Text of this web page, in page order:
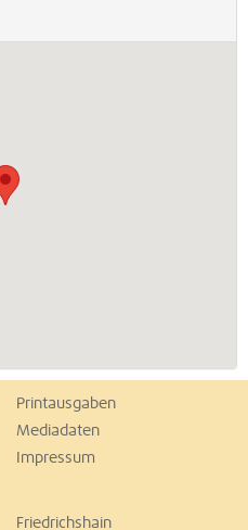
Printausgaben
Mediadaten
Impressum
Friedrichshain